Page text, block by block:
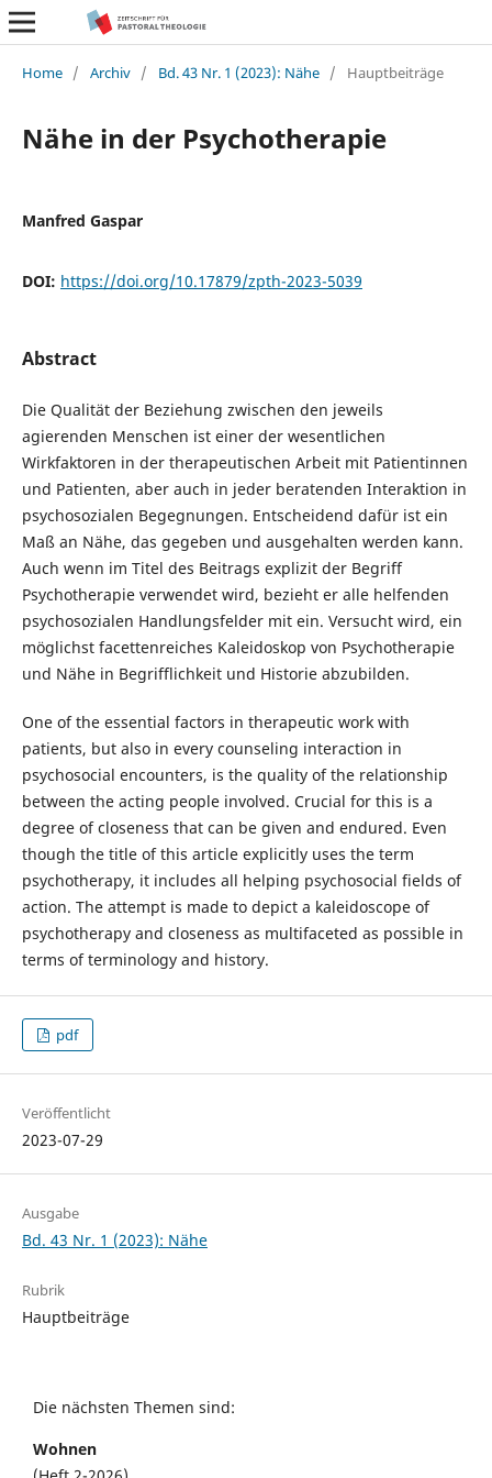
Home / Archiv / Bd. 43 Nr. 1 (2023): Nähe / Hauptbeiträge
Nähe in der Psychotherapie
Manfred Gaspar
DOI: https://doi.org/10.17879/zpth-2023-5039
Abstract
Die Qualität der Beziehung zwischen den jeweils
agierenden Menschen ist einer der wesentlichen
Wirkfaktoren in der therapeutischen Arbeit mit Patientinnen
und Patienten, aber auch in jeder beratenden Interaktion in
psychosozialen Begegnungen. Entscheidend dafür ist ein
Maß an Nähe, das gegeben und ausgehalten werden kann.
Auch wenn im Titel des Beitrags explizit der Begriff
Psychotherapie verwendet wird, bezieht er alle helfenden
psychosozialen Handlungsfelder mit ein. Versucht wird, ein
möglichst facettenreiches Kaleidoskop von Psychotherapie
und Nähe in Begrifflichkeit und Historie abzubilden.
One of the essential factors in therapeutic work with
patients, but also in every counseling interaction in
psychosocial encounters, is the quality of the relationship
between the acting people involved. Crucial for this is a
degree of closeness that can be given and endured. Even
though the title of this article explicitly uses the term
psychotherapy, it includes all helping psychosocial fields of
action. The attempt is made to depict a kaleidoscope of
psychotherapy and closeness as multifaceted as possible in
terms of terminology and history.
pdf
Veröffentlicht
2023-07-29
Ausgabe
Bd. 43 Nr. 1 (2023): Nähe
Rubrik
Hauptbeiträge
Die nächsten Themen sind:
Wohnen